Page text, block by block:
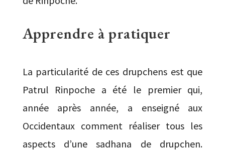
Apprendre à pratiquer
La particularité de ces drupchens est que
Patrul Rinpoche a été le premier qui,
année après année, a enseigné aux
Occidentaux comment réaliser tous les
aspects d’une sadhana de drupchen.